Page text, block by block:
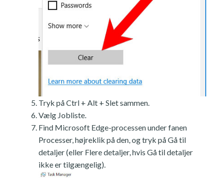
Tryk på Ctrl + Alt + Slet sammen.
Vælg Jobliste.
Find Microsoft Edge-processen under fanen
Processer, højreklik på den, og tryk på Gå til
detaljer (eller Flere detaljer, hvis Gå til detaljer
ikke er tilgængelig).